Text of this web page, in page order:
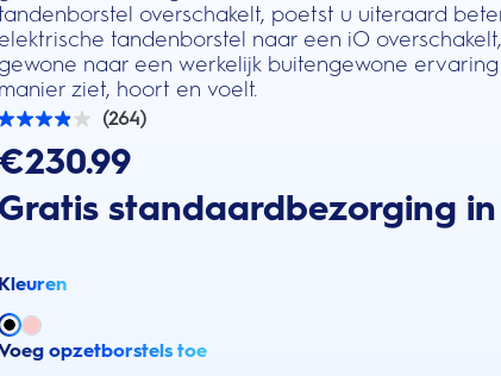
overschakelt, poetst u uiteraard
elektrische tandenborstel naar een iO
gewone naar een werkelijk buitengewone
manier ziet, hoort en voelt.
(264)
3.9
sterren.
264
Gratis standaardbezorging in
Kleuren
opzetborstels toe